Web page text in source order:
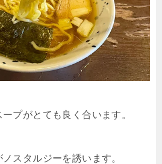
プがとても良く合います。
スタルジーを誘います。